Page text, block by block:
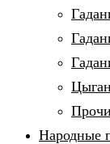
Народные